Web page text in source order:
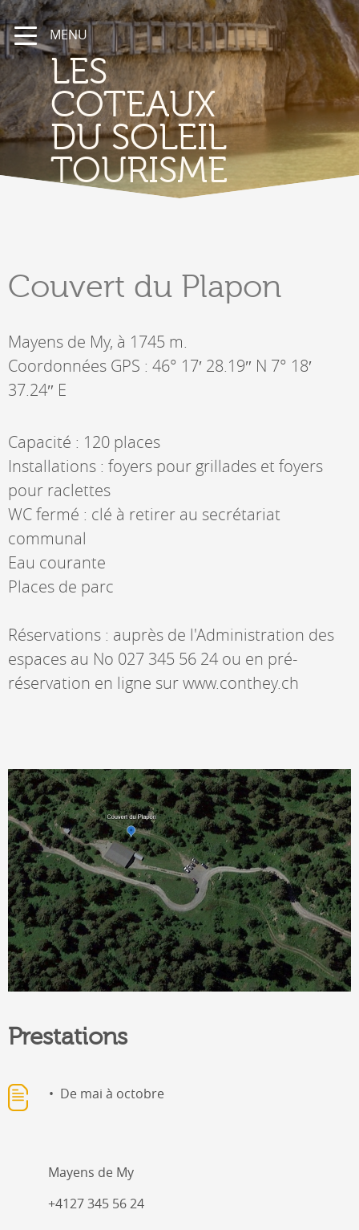
MENU
LES
COTEAUX
DU SOLEIL
TOURISME
Couvert du Plapon
Mayens de My, à 1745 m.
Coordonnées GPS : 46° 17′ 28.19″ N 7° 18′
37.24″ E
Capacité : 120 places
Installations : foyers pour grillades et foyers
pour raclettes
WC fermé : clé à retirer au secrétariat
communal
Eau courante
Places de parc
Réservations : auprès de l'Administration des
espaces au No 027 345 56 24 ou en pré-
réservation en ligne sur www.conthey.ch
Prestations
De mai à octobre
Mayens de My
+4127 345 56 24